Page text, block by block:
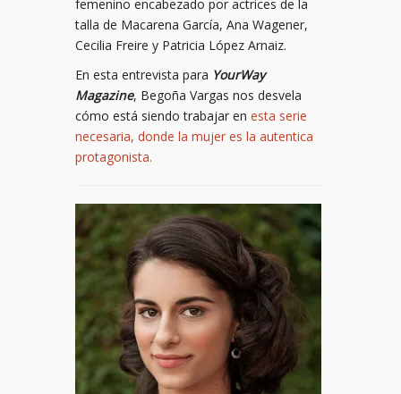
femenino encabezado por actrices de la
talla de Macarena García, Ana Wagener,
Cecilia Freire y Patricia López Arnaiz.
En esta entrevista para YourWay
Magazine, Begoña Vargas nos desvela
cómo está siendo trabajar en esta serie
necesaria, donde la mujer es la autentica
protagonista.